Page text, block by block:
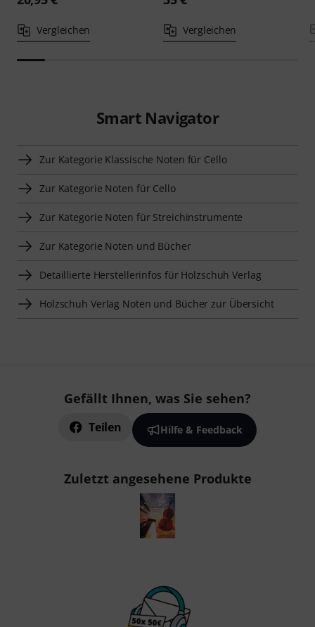
Vergleichen Vergleichen
Smart Navigator
Zur Kategorie Klassische Noten für Cello
Zur Kategorie Noten für Cello
Zur Kategorie Noten für Streichinstrumente
Zur Kategorie Noten und Bücher
Detaillierte Herstellerinfos für Holzschuh Verlag
Holzschuh Verlag Noten und Bücher zur Übersicht
Gefällt Ihnen, was Sie sehen?
Teilen Hilfe & Feedback
Zuletzt angesehene Produkte